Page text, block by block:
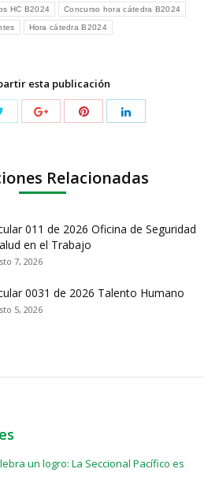
HC B2024 Concurso hora cátedra B2024
Hora cátedra B2024
esta publicación
Relacionadas
011 de 2026 Oficina de Seguridad
en el Trabajo
7, 2026
0031 de 2026 Talento Humano
5, 2026
un logro: La Seccional Pacífico es